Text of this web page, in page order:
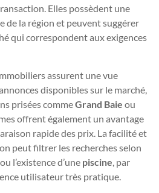
Elles possèdent une
de la région et peuvent suggérer
qui correspondent aux exigences
assurent une vue
disponibles sur le marché,
prisées commeGrand Baie ou
offrent également un avantage
rapide des prix. La facilité et
peut filtrer les recherches selon
ou l’existence d’une piscine , par
utilisateur très pratique.